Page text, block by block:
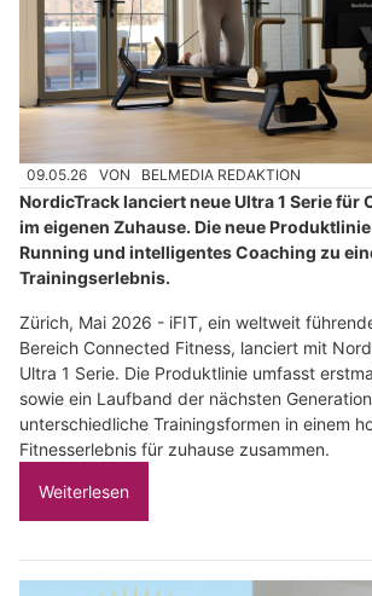
09.05.26 VON BELMEDIA REDAKTION
NordicTrack lanciert neue Ultra 1 Serie für
im eigenen Zuhause. Die neue
Running und intelligentes Coaching zu
Trainingserlebnis.
Zürich, Mai 2026 - iFIT, ein weltweit
Bereich Connected Fitness, lanciert mit
Ultra 1 Serie. Die Produktlinie umfasst
sowie ein Laufband der nächsten
unterschiedliche Trainingsformen in einem
Fitnesserlebnis für zuhause zusammen.
Weiterlesen